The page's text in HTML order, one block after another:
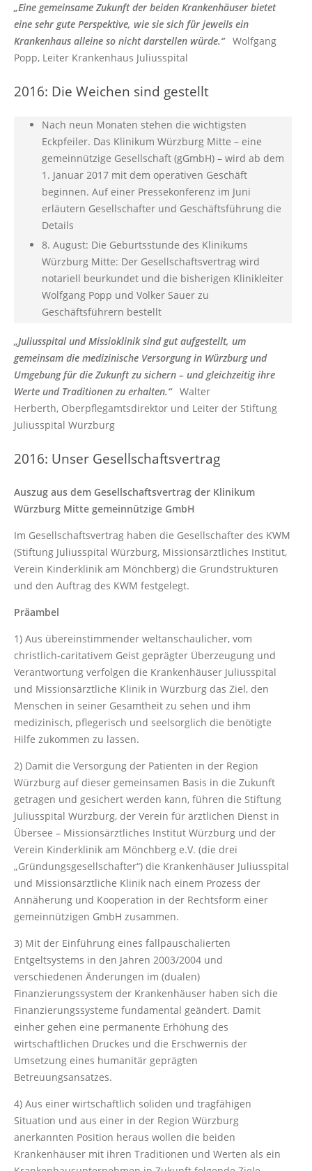
„Eine gemeinsame Zukunft der beiden Krankenhäuser bietet
eine sehr gute Perspektive, wie sie sich für jeweils ein
Krankenhaus alleine so nicht darstellen würde.“ Wolfgang
Popp, Leiter Krankenhaus Juliusspital
2016: Die Weichen sind gestellt
Nach neun Monaten stehen die wichtigsten
Eckpfeiler. Das Klinikum Würzburg Mitte – eine
gemeinnützige Gesellschaft (gGmbH) – wird ab dem
1. Januar 2017 mit dem operativen Geschäft
beginnen. Auf einer Pressekonferenz im Juni
erläutern Gesellschafter und Geschäftsführung die
Details
8. August: Die Geburtsstunde des Klinikums
Würzburg Mitte: Der Gesellschaftsvertrag wird
notariell beurkundet und die bisherigen Klinikleiter
Wolfgang Popp und Volker Sauer zu
Geschäftsführern bestellt
„Juliusspital und Missioklinik sind gut aufgestellt, um
gemeinsam die medizinische Versorgung in Würzburg und
Umgebung für die Zukunft zu sichern – und gleichzeitig ihre
Werte und Traditionen zu erhalten.“ Walter
Herberth, Oberpflegamtsdirektor und Leiter der Stiftung
Juliusspital Würzburg
2016: Unser Gesellschaftsvertrag
Auszug aus dem Gesellschaftsvertrag der Klinikum
Würzburg Mitte gemeinnützige GmbH
Im Gesellschaftsvertrag haben die Gesellschafter des KWM
(Stiftung Juliusspital Würzburg, Missionsärztliches Institut,
Verein Kinderklinik am Mönchberg) die Grundstrukturen
und den Auftrag des KWM festgelegt.
Präambel
1) Aus übereinstimmender weltanschaulicher, vom
christlich-caritativem Geist geprägter Überzeugung und
Verantwortung verfolgen die Krankenhäuser Juliusspital
und Missionsärztliche Klinik in Würzburg das Ziel, den
Menschen in seiner Gesamtheit zu sehen und ihm
medizinisch, pflegerisch und seelsorglich die benötigte
Hilfe zukommen zu lassen.
2) Damit die Versorgung der Patienten in der Region
Würzburg auf dieser gemeinsamen Basis in die Zukunft
getragen und gesichert werden kann, führen die Stiftung
Juliusspital Würzburg, der Verein für ärztlichen Dienst in
Übersee – Missionsärztliches Institut Würzburg und der
Verein Kinderklinik am Mönchberg e.V. (die drei
„Gründungsgesellschafter“) die Krankenhäuser Juliusspital
und Missionsärztliche Klinik nach einem Prozess der
Annäherung und Kooperation in der Rechtsform einer
gemeinnützigen GmbH zusammen.
3) Mit der Einführung eines fallpauschalierten
Entgeltsystems in den Jahren 2003/2004 und
verschiedenen Änderungen im (dualen)
Finanzierungssystem der Krankenhäuser haben sich die
Finanzierungssysteme fundamental geändert. Damit
einher gehen eine permanente Erhöhung des
wirtschaftlichen Druckes und die Erschwernis der
Umsetzung eines humanitär geprägten
Betreuungsansatzes.
4) Aus einer wirtschaftlich soliden und tragfähigen
Situation und aus einer in der Region Würzburg
anerkannten Position heraus wollen die beiden
Krankenhäuser mit ihren Traditionen und Werten als ein